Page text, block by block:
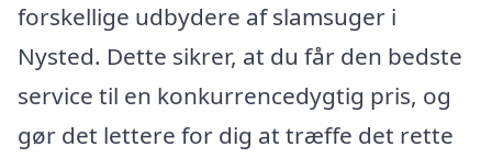
forskellige udbydere af slamsuger i
Nysted. Dette sikrer, at du får den bedste
service til en konkurrencedygtig pris, og
gør det lettere for dig at træffe det rette